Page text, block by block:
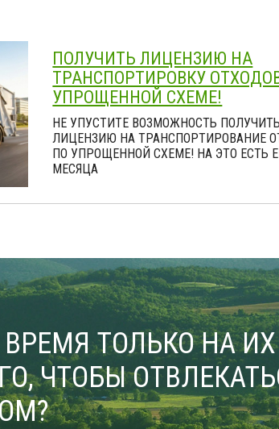
ПОЛУЧИТЬ ЛИЦЕНЗИЮ НА
ТРАНСПОРТИРОВКУ
УПРОЩЕННОЙ СХЕМЕ!
НЕ УПУСТИТЕ ВОЗМОЖНОСТЬ ПОЛУЧИТЬ
ЛИЦЕНЗИЮ НА ТРАНСПОРТИРОВАНИЕ
ПО УПРОЩЕННОЙ СХЕМЕ! НА ЭТО ЕСТЬ
МЕСЯЦА
ТОЛЬКО НА ИХ
ЧТОБЫ